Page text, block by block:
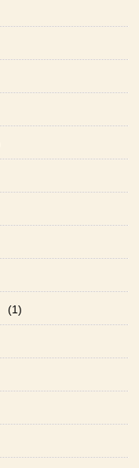
(1)